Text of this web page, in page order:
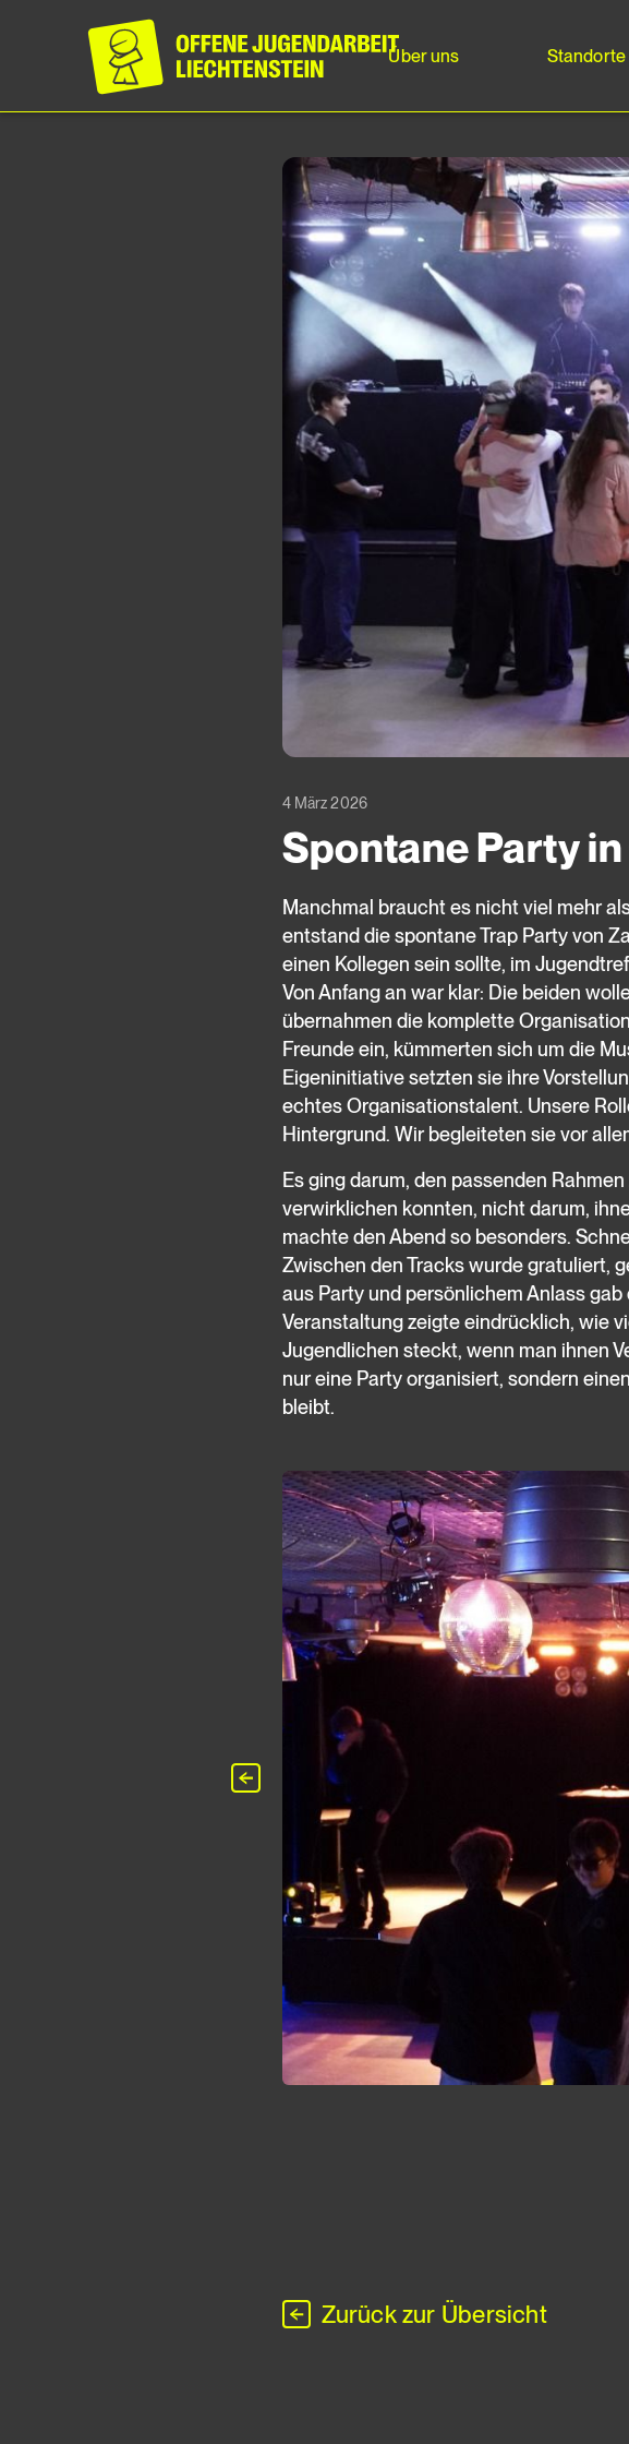
Über uns Standorte
4 März 2026
Spontane Party
Manchmal braucht es nicht viel mehr
entstand die spontane Trap Party von
einen Kollegen sein sollte, im
Von Anfang an war klar: Die beiden
übernahmen die komplette
Freunde ein, kümmerten sich um die
Eigeninitiative setzten sie ihre
echtes Organisationstalent. Unsere
Hintergrund. Wir begleiteten sie vor
Es ging darum, den passenden
verwirklichen konnten, nicht darum,
machte den Abend so besonders.
Zwischen den Tracks wurde gratuliert,
aus Party und persönlichem Anlass
Veranstaltung zeigte eindrücklich, wie
Jugendlichen steckt, wenn man ihnen
nur eine Party organisiert, sondern
bleibt.
Zurück zur Übersicht